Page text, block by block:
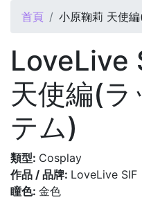
您在這裡
首頁 小原鞠莉 天使
LoveLive
天使編(ラ
テム)
類型: Cosplay
作品 / 品牌: LoveLive SIF
瞳色: 金色